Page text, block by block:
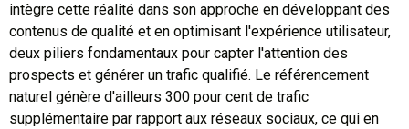
intègre cette réalité dans son approche en développant des
contenus de qualité et en optimisant l'expérience utilisateur,
deux piliers fondamentaux pour capter l'attention des
prospects et générer un trafic qualifié. Le référencement
naturel génère d'ailleurs 300 pour cent de trafic
supplémentaire par rapport aux réseaux sociaux, ce qui en